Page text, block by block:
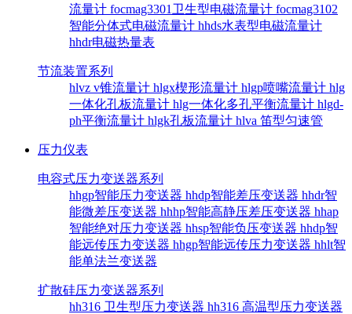
流量计 focmag3301卫生型电磁流量计 focmag3102
智能分体式电磁流量计 hhds水表型电磁流量计
hhdr电磁热量表
节流装置系列
hlvz v锥流量计 hlgx楔形流量计 hlgp喷嘴流量计 hlg
一体化孔板流量计 hlg一体化多孔平衡流量计 hlgd-
ph平衡流量计 hlgk孔板流量计 hlva 笛型匀速管
压力仪表
电容式压力变送器系列
hhgp智能压力变送器 hhdp智能差压变送器 hhdr智
能微差压变送器 hhhp智能高静压差压变送器 hhap
智能绝对压力变送器 hhsp智能负压变送器 hhdp智
能远传压力变送器 hhgp智能远传压力变送器 hhlt智
能单法兰变送器
扩散硅压力变送器系列
hh316 卫生型压力变送器 hh316 高温型压力变送器